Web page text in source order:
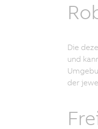
Die
und
der